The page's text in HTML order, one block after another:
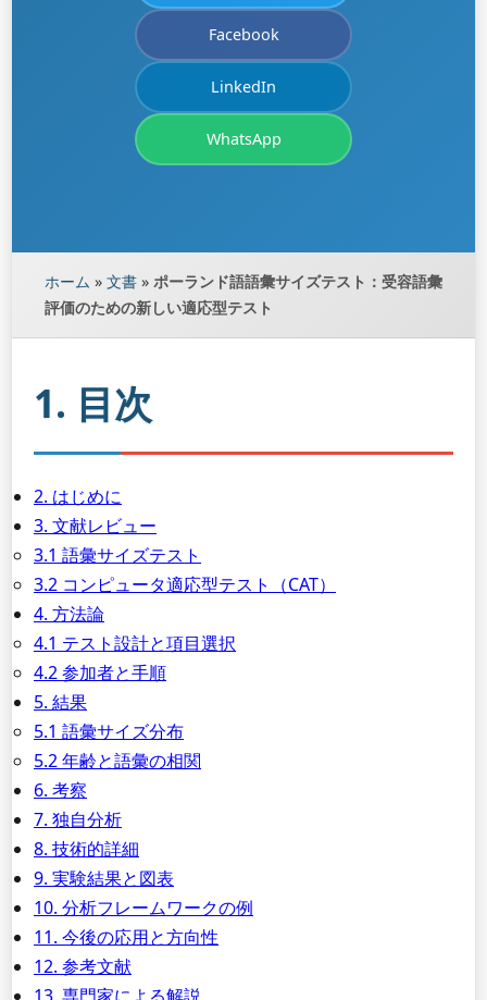
Facebook
LinkedIn
WhatsApp
ホーム » 文書 » ポーランド語語彙サイズテスト：受容語彙
評価のための新しい適応型テスト
1. 目次
2. はじめに
3. 文献レビュー
3.1 語彙サイズテスト
3.2 コンピュータ適応型テスト（CAT）
4. 方法論
4.1 テスト設計と項目選択
4.2 参加者と手順
5. 結果
5.1 語彙サイズ分布
5.2 年齢と語彙の相関
6. 考察
7. 独自分析
8. 技術的詳細
9. 実験結果と図表
10. 分析フレームワークの例
11. 今後の応用と方向性
12. 参考文献